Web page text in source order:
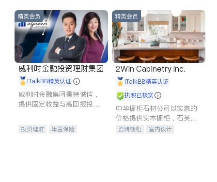
精英会员
威利时金融投资理财集团
iTalkBB精英认证
威利时金融集团秉持诚信，
提供固定收益与高回报投资
合，助力客户实现目标
投资理财
年金保险
精英会员
2Win Cabinetry Inc.
iTalkBB精英认证
执照已核实
中华橱柜石材公司以实惠的
价格提供实木橱柜，石英石
台面，多种优质不锈钢水
瓷砖橱柜
室内设计